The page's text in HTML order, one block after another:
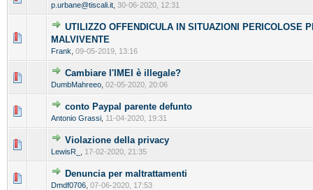
p.urbane@tiscali.it 30-06-2020, 12:31
UTILIZZO OFFENDICULA IN SITUAZIONI PERICOLOSE
MALVIVENTE
Frank 09-05-2019, 13:16
Cambiare l'IMEI è illegale?
DumbMahreeo 02-05-2020, 20:06
conto Paypal parente defunto
Antonio Grassi 11-04-2020, 19:31
Violazione della privacy
LewisR_ 17-02-2020, 21:35
Denuncia per maltrattamenti
Dmdf0706 07-06-2020, 17:53